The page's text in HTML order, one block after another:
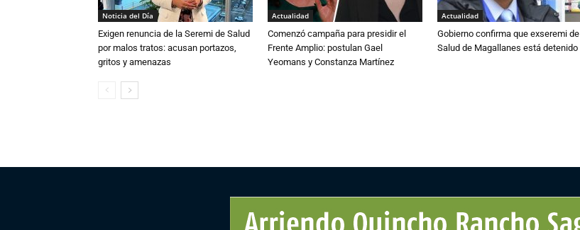
Noticia del Día
Exigen renuncia de la Seremi de Salud
por malos tratos: acusan portazos,
gritos y amenazas
Actualidad
Comenzó campaña para presidir el
Frente Amplio: postulan Gael
Yeomans y Constanza Martínez
Actualidad
Gobierno confirma que exseremi de
Salud de Magallanes está detenido